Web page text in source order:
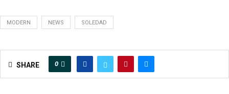
MODERN NEWS SOLEDAD
SHARE 0